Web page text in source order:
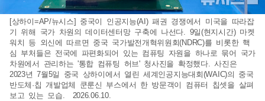
[상하이=AP/뉴시스] 중국이 인공지능(AI) 패권 경쟁에서 미국을 따라잡
기 위해 국가 차원의 데이터센터망 구축에 나선다. 9일(현지시간) 마켓
워치 등 외신에 따르면 중국 국가발전개혁위원회(NDRC)를 비롯한 핵
심 부처들은 전국에 파편화되어 있는 컴퓨팅 자원을 하나로 묶어 국가
차원에서 관리하는 '통합 컴퓨팅 허브' 청사진을 확정했다. 사진은
2023년 7월5일 중국 상하이에서 열린 세계인공지능대회(WAIC)의 중국
반도체·칩 개발업체 쿤룬신 부스에서 한 방문객이 컴퓨터 칩셋을 살펴
보고 있는 모습. 2026.06.10.